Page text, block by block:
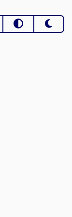
thème